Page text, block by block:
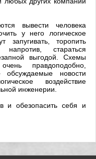
вывести человека
у него логическое
торопить
стараться
выгодой. Схемы
правдоподобно,
новости
воздействие
инженерии.
и обезопасить себя и